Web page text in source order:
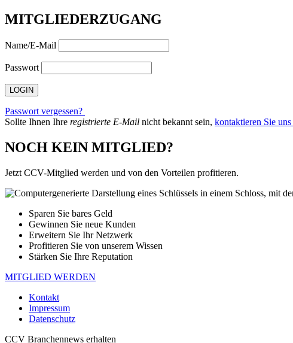
MITGLIEDERZUGANG
Name/E-Mail
Passwort
Passwort vergessen?
Sollte Ihnen Ihre registrierte E-Mail nicht bekannt sein, kontaktieren Sie
NOCH KEIN MITGLIED?
Jetzt CCV-Mitglied werden und von den Vorteilen profitieren.
Sparen Sie bares Geld
Gewinnen Sie neue Kunden
Erweitern Sie Ihr Netzwerk
Profitieren Sie von unserem Wissen
Stärken Sie Ihre Reputation
MITGLIED WERDEN
Kontakt
Impressum
Datenschutz
CCV Branchennews erhalten